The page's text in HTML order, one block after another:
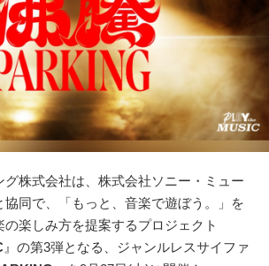
グ株式会社は、株式会社ソニー・ミュー
協同で、「もっと、音楽で遊ぼう。」を
楽しみ方を提案するプロジェクト
』の第3弾となる、ジャンルレスサイファ